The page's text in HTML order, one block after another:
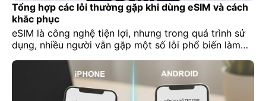
Tổng hợp các lỗi thường gặp khi dùng eSIM và cách
khắc phục
eSIM là công nghệ tiện lợi, nhưng trong quá trình sử
dụng, nhiều người vẫn gặp một số lỗi phổ biến làm
và liên lạc. Bài viết này của Lucky Sim tổng hợp các
lỗi thường gặp khi dùng eSIM trên iPhone và Android,